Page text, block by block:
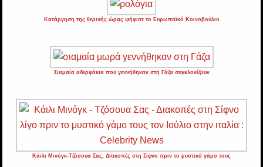
Κατάργηση της θερινής ώρας ψήφισε το Ευρωπαϊκό Κοινοβούλιο
Σιαμαία αδερφάκια που γεννήθηκαν στη Γάζα συγκλονίζουν
Κάιλι Μινόγκ-Τζόσουα Σας, Διακοπές στη Σίφνο πριν το μυστικό γάμο τους